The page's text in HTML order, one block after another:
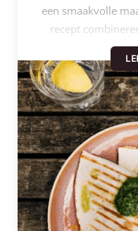
een smaakvolle
recept
geitenkaas met de
citroen voor extra
knapperig gegrild in
met de pittige salsa
een snelle lunch,
stappen hieronder
deze